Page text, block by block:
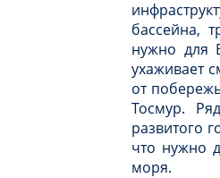
бассейна,
нужно для
ухаживает
от
Тосмур.
развитого
что нужно
моря.